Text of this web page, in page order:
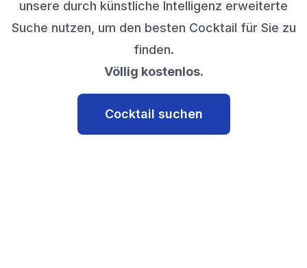
unsere durch künstliche Intelligenz erweiterte
Suche nutzen, um den besten Cocktail für Sie zu
finden.
Völlig kostenlos.
Cocktail suchen